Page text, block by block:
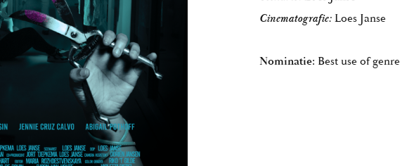
Cinematografie: Loes Janse
Nominatie: Best use of genre